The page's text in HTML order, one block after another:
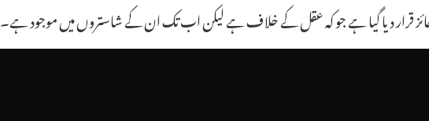
قرار دیا گیا ہے جو کہ عقل کے خلاف ہے لیکن اب تک ان کے شاستروں میں موجود ہے۔